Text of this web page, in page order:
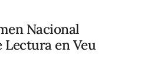
Nacional
en Veu